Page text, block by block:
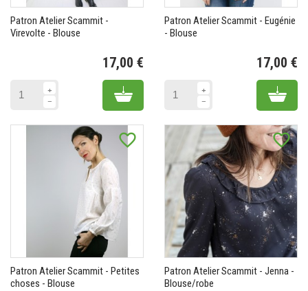
Patron Atelier Scammit -
Virevolte - Blouse
17,00 €
Add to cart
Patron Atelier Scammit - Eugénie
- Blouse
17,00 €
Add
favorite_border
Patron Atelier Scammit - Petites
choses - Blouse
favorite_border
Patron Atelier Scammit - Jenna -
Blouse/robe